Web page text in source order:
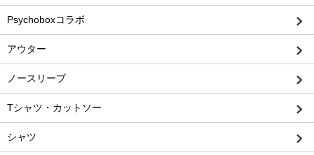
Psychoboxコラボ
アウター
ノースリーブ
Tシャツ・カットソー
シャツ